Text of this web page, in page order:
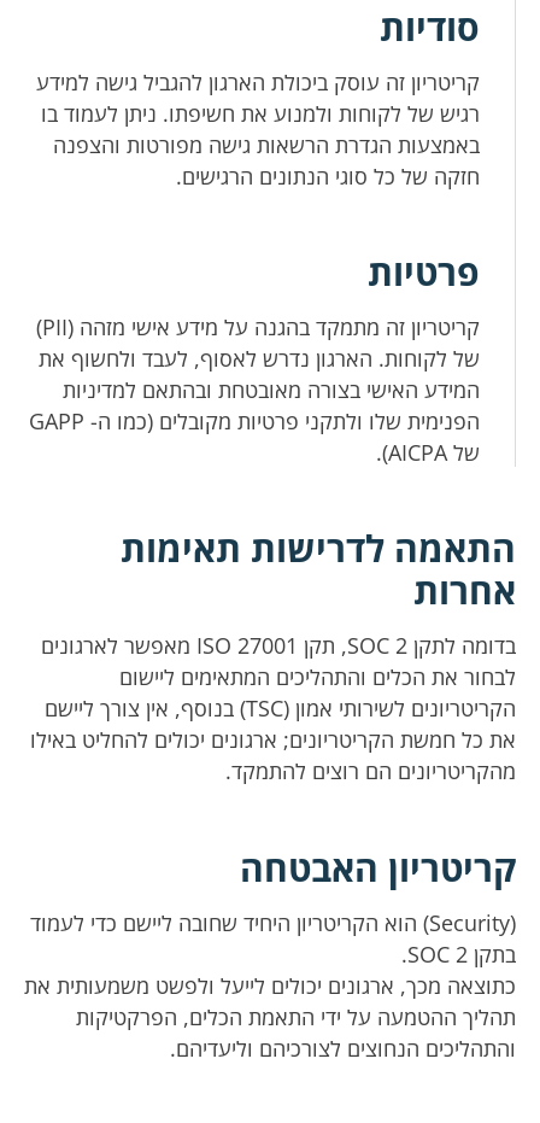
סודיות
קריטריון זה עוסק ביכולת הארגון להגביל גישה למידע
רגיש של לקוחות ולמנוע את חשיפתו. ניתן לעמוד בו
באמצעות הגדרת הרשאות גישה מפורטות והצפנה
חזקה של כל סוגי הנתונים הרגישים.
פרטיות
קריטריון זה מתמקד בהגנה על מידע אישי מזהה (PII)
של לקוחות. הארגון נדרש לאסוף, לעבד ולחשוף את
המידע האישי בצורה מאובטחת ובהתאם למדיניות
הפנימית שלו ולתקני פרטיות מקובלים (כמו ה- GAPP
של AICPA).
התאמה לדרישות תאימות
אחרות
בדומה לתקן SOC 2, תקן ISO 27001 מאפשר לארגונים
לבחור את הכלים והתהליכים המתאימים ליישום
הקריטריונים לשירותי אמון (TSC) בנוסף, אין צורך ליישם
את כל חמשת הקריטריונים; ארגונים יכולים להחליט באילו
מהקריטריונים הם רוצים להתמקד.
קריטריון האבטחה
(Security) הוא הקריטריון היחיד שחובה ליישם כדי לעמוד
בתקן SOC 2.
כתוצאה מכך, ארגונים יכולים לייעל ולפשט משמעותית את
תהליך ההטמעה על ידי התאמת הכלים, הפרקטיקות
והתהליכים הנחוצים לצורכיהם וליעדיהם.